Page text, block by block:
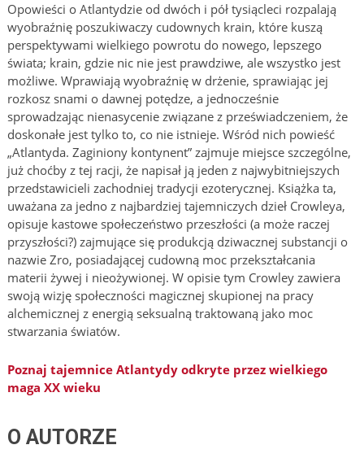
Opowieści o Atlantydzie od dwóch i pół tysiącleci rozpalają
wyobraźnię poszukiwaczy cudownych krain, które kuszą
perspektywami wielkiego powrotu do nowego, lepszego
świata; krain, gdzie nic nie jest prawdziwe, ale wszystko jest
możliwe. Wprawiają wyobraźnię w drżenie, sprawiając jej
rozkosz snami o dawnej potędze, a jednocześnie
sprowadzając nienasycenie związane z przeświadczeniem, że
doskonałe jest tylko to, co nie istnieje. Wśród nich powieść
„Atlantyda. Zaginiony kontynent” zajmuje miejsce szczególne,
już choćby z tej racji, że napisał ją jeden z najwybitniejszych
przedstawicieli zachodniej tradycji ezoterycznej. Książka ta,
uważana za jedno z najbardziej tajemniczych dzieł Crowleya,
opisuje kastowe społeczeństwo przeszłości (a może raczej
przyszłości?) zajmujące się produkcją dziwacznej substancji o
nazwie Zro, posiadającej cudowną moc przekształcania
materii żywej i nieożywionej. W opisie tym Crowley zawiera
swoją wizję społeczności magicznej skupionej na pracy
alchemicznej z energią seksualną traktowaną jako moc
stwarzania światów.
Poznaj tajemnice Atlantydy odkryte przez wielkiego
maga XX wieku
O AUTORZE